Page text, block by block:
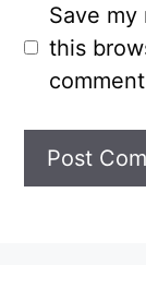
Save my
this